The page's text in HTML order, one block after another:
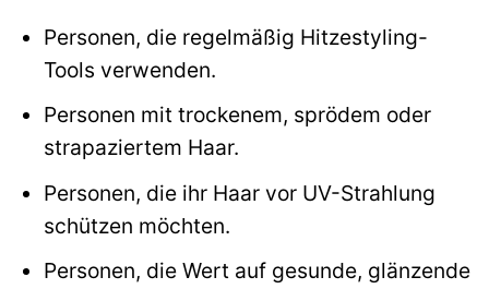
Personen, die regelmäßig Hitzestyling-
Tools verwenden.
Personen mit trockenem, sprödem oder
strapaziertem Haar.
Personen, die ihr Haar vor UV-Strahlung
schützen möchten.
Personen, die Wert auf gesunde, glänzende